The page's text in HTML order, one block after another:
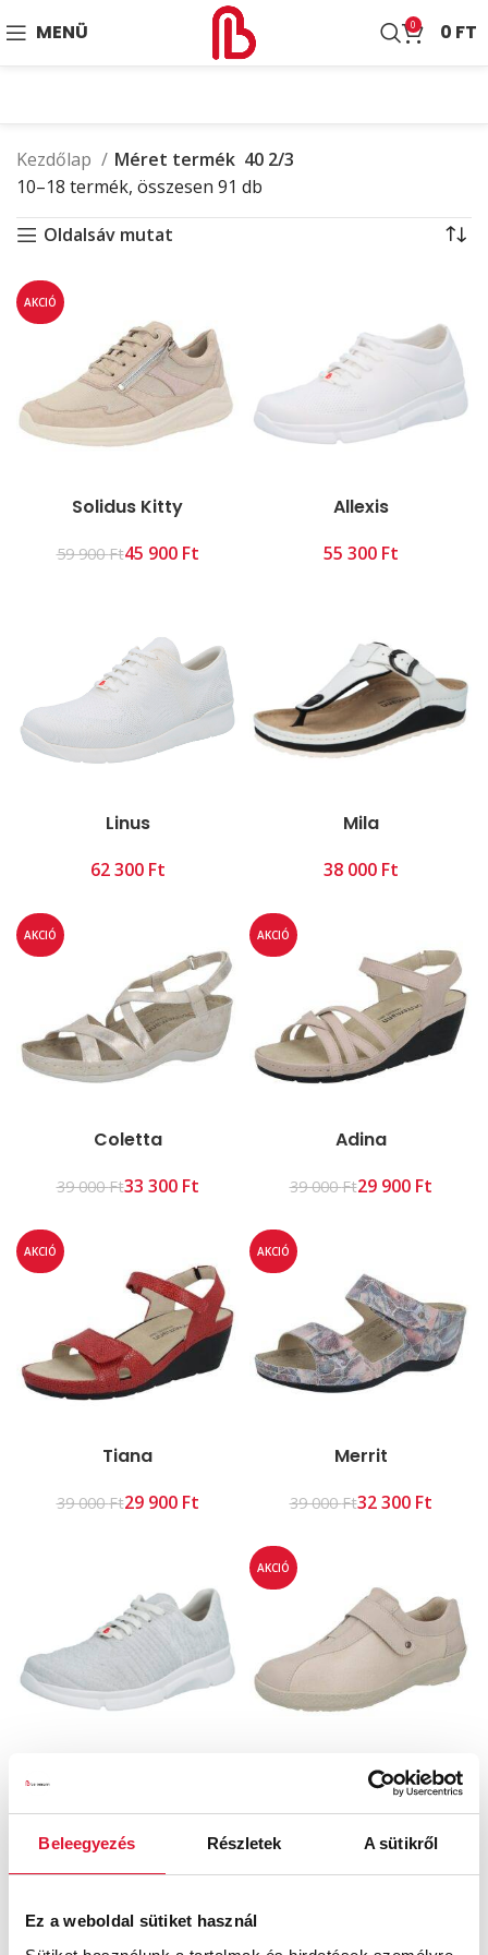
Beleegyezés Részletek A sütikről
Ez a weboldal sütiket használ
MENÜ 0 0 FT
Kezdőlap Méret termék 40 2/3
10–18 termék, összesen 91 db
Oldalsáv mutat
AKCIÓ
Solidus Kitty
59 900Ft45 900 Ft
Allexis
Ft
Linus
Ft
Mila
Ft
AKCIÓ
Coletta
39 000Ft33 300 Ft
AKCIÓ
Adina
39 000Ft29 900 Ft
AKCIÓ
Tiana
39 000Ft29 900 Ft
AKCIÓ
Merrit
39 000Ft32 300 Ft
Ft
AKCIÓ
Josie
54 900Ft42 800Ft